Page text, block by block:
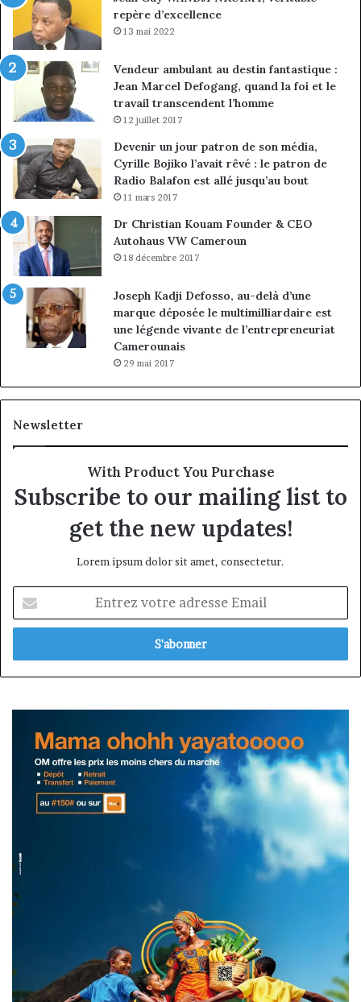
entreprises
repère d’excellence
13 mai 2022
Vendeur ambulant au destin fantastique :
Jean Marcel Defogang, quand la foi et le
travail transcendent l’homme
12 juillet 2017
Devenir un jour patron de son média,
Cyrille Bojiko l’avait rêvé : le patron de
Radio Balafon est allé jusqu’au bout
11 mars 2017
Dr Christian Kouam Founder & CEO
Autohaus VW Cameroun
18 décembre 2017
Joseph Kadji Defosso, au-delà d’une
marque déposée le multimilliardaire est
une légende vivante de l’entrepreneuriat
Camerounais
29 mai 2017
Newsletter
With Product You Purchase
Subscribe to our mailing list to
get the new updates!
Lorem ipsum dolor sit amet, consectetur.
votre
adresse